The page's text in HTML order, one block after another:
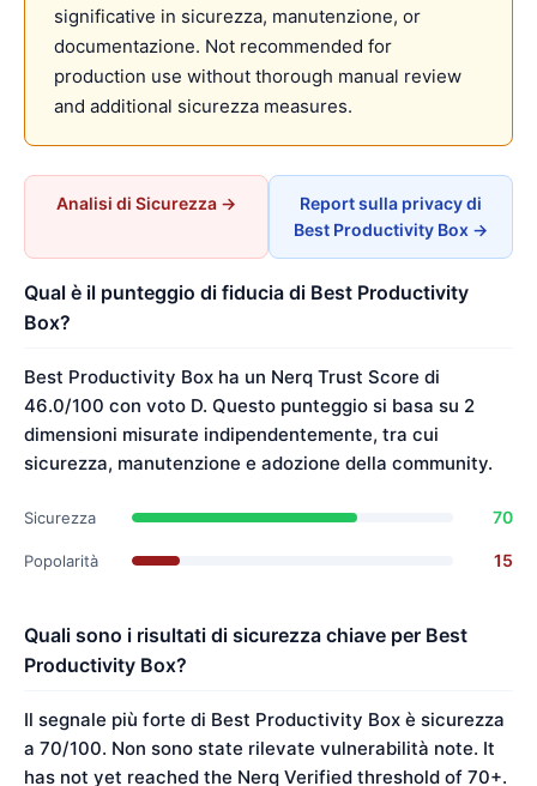
significative in sicurezza, manutenzione, or
documentazione. Not recommended for
production use without thorough manual review
and additional sicurezza measures.
Analisi di Sicurezza →
Report sulla privacy di
Best Productivity Box →
Qual è il punteggio di fiducia di Best Productivity
Box?
Best Productivity Box ha un Nerq Trust Score di
46.0/100 con voto D. Questo punteggio si basa su 2
dimensioni misurate indipendentemente, tra cui
sicurezza, manutenzione e adozione della community.
Sicurezza 70
Popolarità 15
Quali sono i risultati di sicurezza chiave per Best
Productivity Box?
Il segnale più forte di Best Productivity Box è sicurezza
a 70/100. Non sono state rilevate vulnerabilità note. It
has not yet reached the Nerq Verified threshold of 70+.